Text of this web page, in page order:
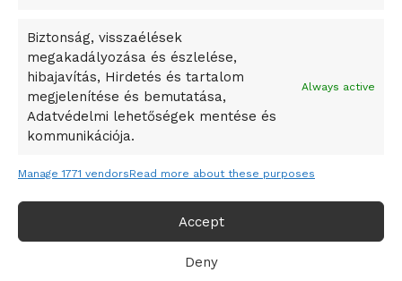
Biztonság, visszaélések
megakadályozása és észlelése,
hibajavítás, Hirdetés és tartalom
megjelenítése és bemutatása,
Adatvédelmi lehetőségek mentése és
kommunikációja.
Always active
Manage 1771 vendorsRead more about these purposes
Accept
Deny
Dzsingisz kán hódító hadjárata okozta
Kuramagomedov ötödik, Muszukajev elődöntős – Birkózó
világkupa